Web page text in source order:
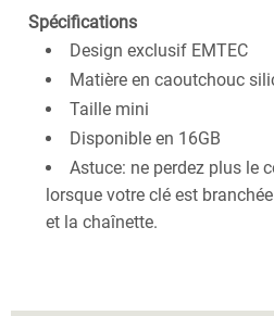
Spécifications
Design exclusif EMTEC
Matière en caoutchouc
Taille mini
Disponible en 16GB
Astuce: ne perdez plus le
lorsque votre clé est
et la chaînette.